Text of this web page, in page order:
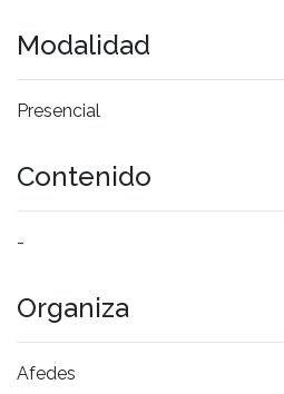
Modalidad
Presencial
Contenido
-
Organiza
Afedes